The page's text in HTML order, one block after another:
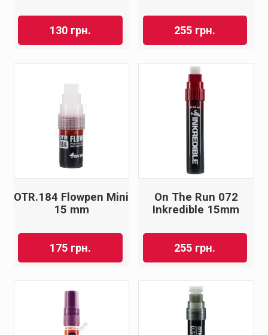
130 грн. 255 грн.
OTR.184 Flowpen Mini
15 mm
175 грн.
On The Run 072
Inkredible 15mm
255 грн.